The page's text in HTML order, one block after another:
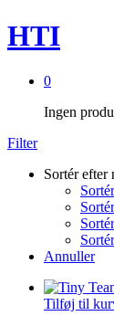
HTI
0
Ingen
Filter
Sortér efter
Annuller
Tilføj til